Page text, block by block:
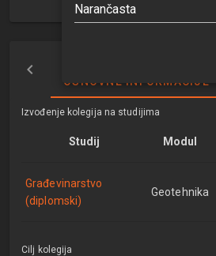
OSNOVNE INFORMACIJE
Izvođenje kolegija na studijima
Studij Modul
Građevinarstvo
(diplomski)
Geotehnika
Cilj kolegija
Narančasta